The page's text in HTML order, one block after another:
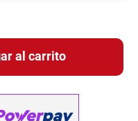
al carrito